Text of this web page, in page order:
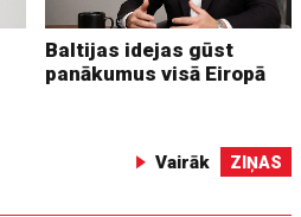
Baltijas idejas gūst
panākumus visā Eiropā
Vairāk ZIŅAS